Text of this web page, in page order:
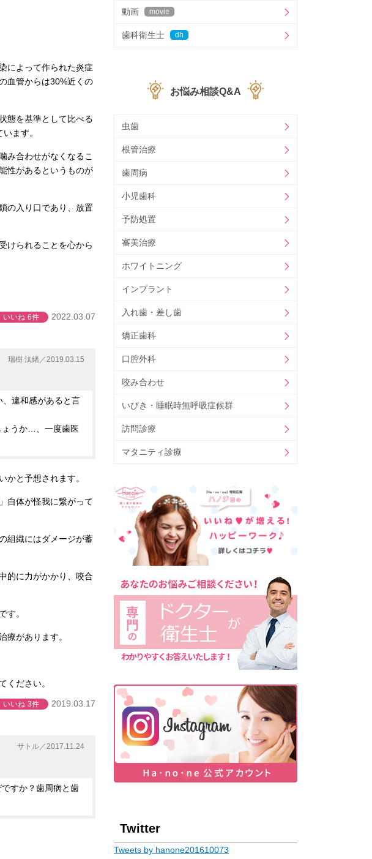
によって作られた炎症
血管からは30%近くの
態を基準として比べる
ます。
み合わせがなくなるこ
性があるというものが
の入り口であり、放置
けられることを心から
いいね 6件 2022.03.07
瑞樹 汰緒／2019.03.15
違和感があると言
ょうか…、一度歯医
かと予想されます。
自体が怪我に繋がって
組織にはダメージが蓄
的に力がかかり、咬合
す。
療があります。
ください。
いいね 3件 2019.03.17
サトル／2017.11.24
すか？歯周病と歯
動画 movie
歯科衛生士 dh
お悩み相談Q&A
虫歯
根管治療
歯周病
小児歯科
予防処置
審美治療
ホワイトニング
インプラント
入れ歯・差し歯
矯正歯科
口腔外科
咬み合わせ
いびき・睡眠時無呼吸症候群
訪問診療
マタニティ診療
Twitter
Tweets by hanone201610073